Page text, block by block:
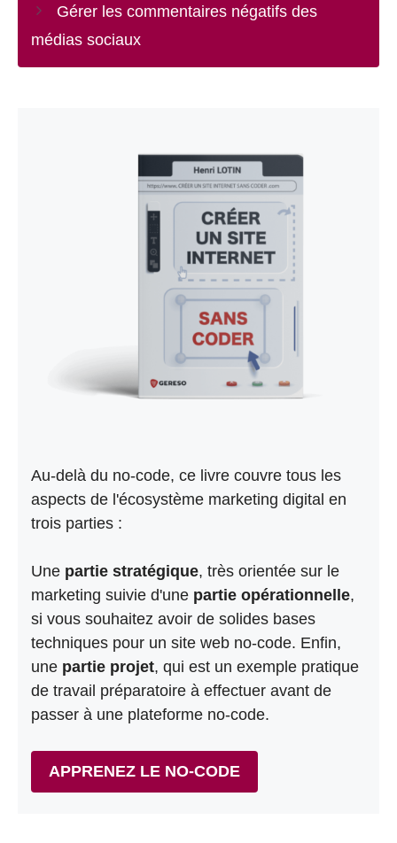
Gérer les commentaires négatifs des
médias sociaux
Au-delà du no-code, ce livre couvre tous les
aspects de l'écosystème marketing digital en
trois parties :
Une partie stratégique, très orientée sur le
marketing suivie d'une partie opérationnelle,
si vous souhaitez avoir de solides bases
techniques pour un site web no-code. Enfin,
une partie projet, qui est un exemple pratique
de travail préparatoire à effectuer avant de
passer à une plateforme no-code.
APPRENEZ LE NO-CODE